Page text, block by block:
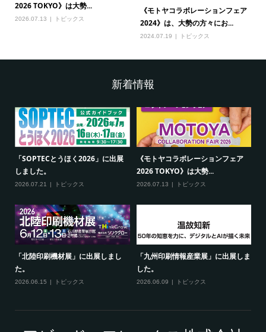
2026 TOKYO》は大勢...
2026.07.13 トピックス
《モトヤコラボレーションフェア
2024》は、大勢の方々にお...
2024.07.19 トピックス
新着情報
「SOPTECとうほく2026」に出展
しました。
2026.07.21 トピックス
《モトヤコラボレーションフェア
2026 TOKYO》は大勢...
2026.07.13 トピックス
「北陸印刷機材展」に出展しまし
た。
2026.06.15 トピックス
「九州印刷情報産業展」に出展しま
した。
2026.06.09 トピックス